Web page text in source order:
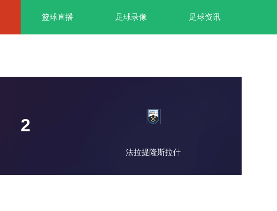
篮球直播 足球录像 足球资讯
2
法拉提隆斯拉什